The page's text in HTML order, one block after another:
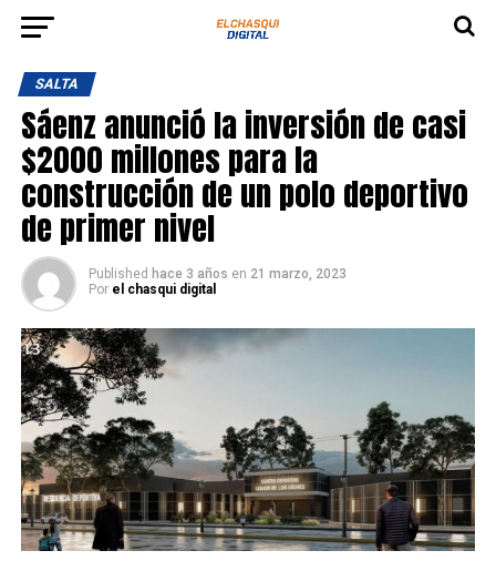
SALTA
Sáenz anunció la inversión de casi
$2000 millones para la
construcción de un polo deportivo
de primer nivel
Published hace 3 años en 21 marzo, 2023
Por el chasqui digital